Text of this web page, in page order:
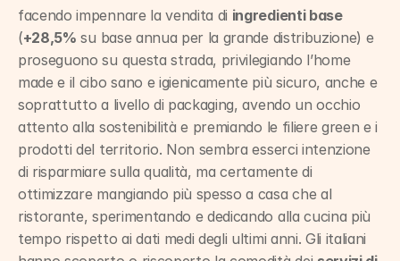
facendo impennare la vendita di ingredienti base
(+28,5% su base annua per la grande distribuzione) e
proseguono su questa strada, privilegiando l’home
made e il cibo sano e igienicamente più sicuro, anche e
soprattutto a livello di packaging, avendo un occhio
attento alla sostenibilità e premiando le filiere green e i
prodotti del territorio. Non sembra esserci intenzione
di risparmiare sulla qualità, ma certamente di
ottimizzare mangiando più spesso a casa che al
ristorante, sperimentando e dedicando alla cucina più
tempo rispetto ai dati medi degli ultimi anni. Gli italiani